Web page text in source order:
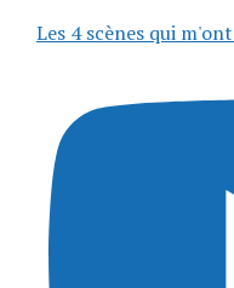
Les 4 scènes qui